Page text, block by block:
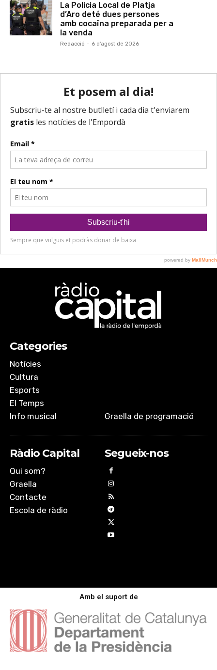
La Policia Local de Platja
d’Aro deté dues persones
amb cocaïna preparada per a
la venda
Redacció - 6 d'agost de 2026
Categories
Notícies
Cultura
Esports
El Temps
Info musical
Graella de programació
Ràdio Capital
Qui som?
Graella
Contacte
Escola de ràdio
Segueix-nos
Amb el suport de